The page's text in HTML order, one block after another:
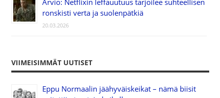
ronskisti verta ja suolenpätkiä
20.03.2026
VIIMEISIMMÄT UUTISET
Eppu Normaalin jäähyväiskeikat – nämä biisit